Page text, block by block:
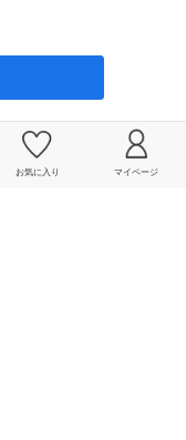
お気に入り マイページ